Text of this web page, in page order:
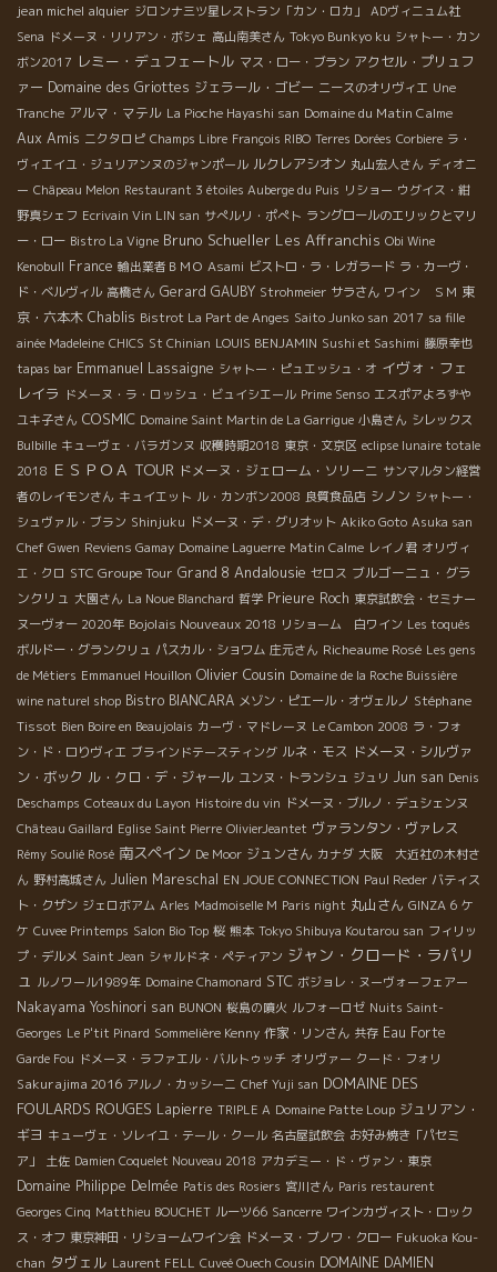
jean michel alquier ジロンナ三ツ星レストラン「カン・ロカ」
ADヴィニュム社
Sena ドメーヌ・リリアン・ボシェ 高山南美さん Tokyo Bunkyo ku シャトー・カン
ボン2017 レミー・デュフェートル マス・ロー・ブラン アクセル・プリュフ
ァー Domaine des Griottes ジェラール・ゴビー ニースのオリヴィエ Une
Tranche アルマ・マテル La Pioche Hayashi san Domaine du Matin Calme
Aux Amis ニクタロピ Champs Libre François RIBO Terres Dorées Corbiere ラ・
ヴィエイユ・ジュリアンヌのジャンポール ルクレアシオン 丸山宏人さん ディオニ
ー Châpeau Melon Restaurant 3 étoiles Auberge du Puis リショー ウグイス・紺
野真シェフ Ecrivain Vin LIN san サぺルリ・ポぺト ラングロールのエリックとマリ
ー・ロー Bistro La Vigne Bruno Schueller Les Affranchis Obi Wine
Kenobull France 輸出業者ＢＭＯ Asami ビストロ・ラ・レガラード ラ・カーヴ・
ド・ベルヴィル 高橋さん Gerard GAUBY Strohmeier サラさん ワイン ＳＭ 東
京・六本木 Chablis Bistrot La Part de Anges Saito Junko san 2017 sa fille
ainée Madeleine CHICS St Chinian LOUIS BENJAMIN Sushi et Sashimi 藤原幸也
tapas bar Emmanuel Lassaigne シャトー・ピュエッシュ・オ イヴォ・フェ
レイラ ドメーヌ・ラ・ロッシュ・ビュイシエール Prime Senso エスポアよろずや
ユキ子さん COSMIC Domaine Saint Martin de La Garrigue 小島さん シレックス
Bulbille キューヴェ・バラガンヌ 収穫時期2018 東京・文京区 eclipse lunaire totale
2018 ＥＳＰＯＡ TOUR ドメーヌ・ジェローム・ソリーニ サンマルタン経営
者のレイモンさん キュイエット ル・カンボン2008 良質食品店 シノン シャトー・
シュヴァル・ブラン Shinjuku ドメーヌ・デ・グリオット Akiko Goto Asuka san
Chef Gwen Reviens Gamay Domaine Laguerre Matin Calme レイノ君 オリヴィ
エ・クロ STC Groupe Tour Grand 8 Andalousie セロス ブルゴーニュ・グラ
ンクリュ 大園さん La Noue Blanchard 哲学 Prieure Roch 東京試飲会・セミナー
ヌーヴォー 2020年 Bojolais Nouveaux 2018 リショーム 白ワイン Les toqués
ボルドー・グランクリュ パスカル・ショワム 庄元さん Richeaume Rosé Les gens
de Métiers Emmanuel Houillon Olivier Cousin Domaine de la Roche Buissière
wine naturel shop Bistro BIANCARA メゾン・ピエール・オヴェルノ Stéphane
Tissot Bien Boire en Beaujolais カーヴ・マドレーヌ Le Cambon 2008 ラ・フォ
ン・ド・ロりヴィエ ブラインドテースティング ルネ・モス ドメーヌ・シルヴァ
ン・ボック ル・クロ・デ・ジャール ユンヌ・トランシュ ジュリ Jun san Denis
Deschamps Coteaux du Layon Histoire du vin ドメーヌ・ブルノ・デュシェンヌ
Château Gaillard Eglise Saint Pierre OlivierJeantet ヴァランタン・ヴァレス
Rémy Soulié Rosé 南スペイン De Moor ジュンさん カナダ 大阪 大近社の木村さ
ん 野村高城さん Julien Mareschal EN JOUE CONNECTION Paul Reder バティス
ト・クザン ジェロボアム Arles Madmoiselle M Paris night 丸山さん GINZA 6 ケ
ケ Cuvee Printemps Salon Bio Top 桜 熊本 Tokyo Shibuya Koutarou san フィリッ
プ・デルメ Saint Jean シャルドネ・ペティアン ジャン・クロード・ラパリ
ュ ルノワール1989年 Domaine Chamonard STC ボジョレ・ヌーヴォーフェアー
Nakayama Yoshinori san BUNON 桜島の噴火 ルフォーロゼ Nuits Saint-
Georges Le P'tit Pinard Sommelière Kenny 作家・リンさん 共存 Eau Forte
Garde Fou ドメーヌ・ラファエル・バルトゥッチ オリヴァー クード・フォリ
Sakurajima 2016 アルノ・カッシーニ Chef Yuji san DOMAINE DES
FOULARDS ROUGES Lapierre TRIPLE A Domaine Patte Loup ジュリアン・
ギヨ キューヴェ・ソレイユ・テール・クール 名古屋試飲会 お好み焼き「パセミ
ア」
土佐 Damien Coquelet Nouveau 2018 アカデミー・ド・ヴァン・東京
Domaine Philippe Delmée Patis des Rosiers 宮川さん Paris restaurent
Georges Cinq Matthieu BOUCHET ルーツ66 Sancerre ワインカヴィスト・ロック
ス・オフ 東京神田・リショームワイン会 ドメーヌ・ブノワ・クロー Fukuoka Kou-
chan タヴェル Laurent FELL Cuveé Ouech Cousin DOMAINE DAMIEN